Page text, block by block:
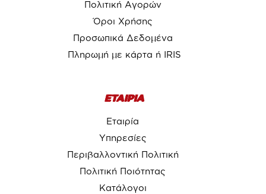
Πολιτική Αγορών
Όροι Χρήσης
Προσωπικά Δεδομένα
Πληρωμή με κάρτα ή IRIS
ΕΤΑΙΡΙΑ
Εταιρία
Υπηρεσίες
Περιβαλλοντική Πολιτική
Πολιτική Ποιότητας
Κατάλογοι